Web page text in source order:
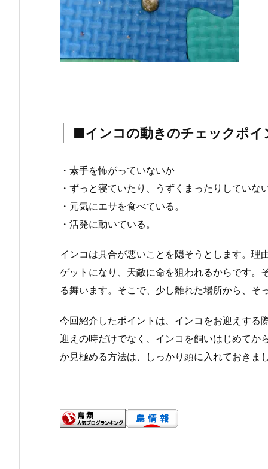
■インコの動きのチェックポイ
・素手を怖がっていないか
・ずっと寝ていたり、
うずくまったりしていない
・元気にエサを食べている。
・ 活発に動いている。
インコは具合が悪いことを隠そうとします。 理
ゲットになり、 天敵に命を狙われるからです。
る舞います。そこで、 少し離れた場所から、そ
今回紹介したポイントは、インコをお迎えする際
迎えの時だけでなく、 インコを飼いはじめてか
か見極める方法は、しっかり頭に入れておきまし